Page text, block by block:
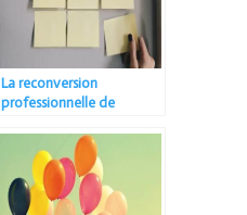
La reconversion
professionnelle de